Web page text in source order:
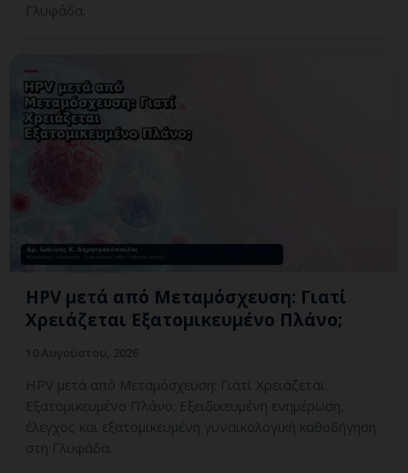
Γλυφάδα.
HPV μετά από Μεταμόσχευση: Γιατί
Χρειάζεται Εξατομικευμένο Πλάνο;
HPV μετά από Μεταμόσχευση: Γιατί Χρειάζεται
Εξατομικευμένο Πλάνο; Εξειδικευμένη ενημέρωση,
έλεγχος και εξατομικευμένη γυναικολογική καθοδήγηση
στη Γλυφάδα.